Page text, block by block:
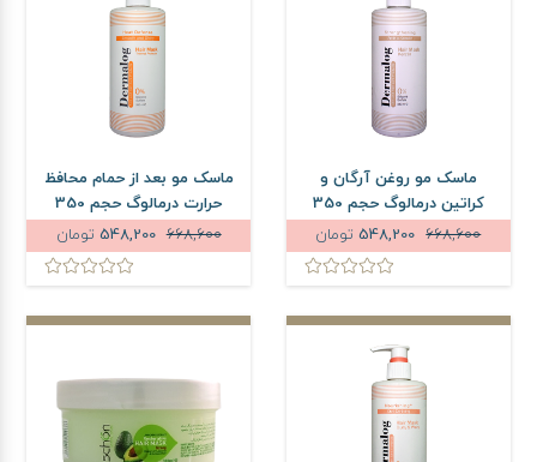
ماسک مو روغن آرگان و
کراتین درمالوگ حجم 350
میلی لیتر668,600 تومان
ماسک مو بعد از حمام محافظ
حرارت درمالوگ حجم 350
میلی لیتر668,600
548,200 تومان